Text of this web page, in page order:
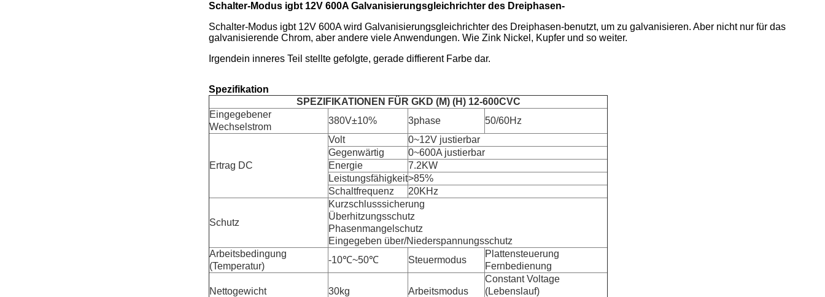
Schalter-Modus igbt 12V 600A Galvanisierungsgleichrichter des Dreiphasen-
Schalter-Modus igbt 12V 600A wird Galvanisierungsgleichrichter des Dreiphasen-benutzt, um zu galvanisieren. Aber nicht nur für das
galvanisierende Chrom, aber andere viele Anwendungen. Wie Zink Nickel, Kupfer und so weiter.
Irgendein inneres Teil stellte gefolgte, gerade diffierent Farbe dar.
Spezifikation
SPEZIFIKATIONEN FÜR GKD (M) (H) 12-600CVC
Eingegebener
Wechselstrom
380V±10% 3phase 50/60Hz
Ertrag DC
Volt
0~12V justierbar
Gegenwärtig
0~600A justierbar
Energie
7.2KW
Leistungsfähigkeit>85%
Schaltfrequenz
20KHz
Schutz
Kurzschlusssicherung
Überhitzungsschutz
Phasenmangelschutz
Eingegeben über/Niederspannungsschutz
Arbeitsbedingung
(Temperatur)
-10℃~50℃ Steuermodus
Plattensteuerung
Fernbedienung
Nettogewicht 30kg Arbeitsmodus
Constant Voltage
(Lebenslauf)